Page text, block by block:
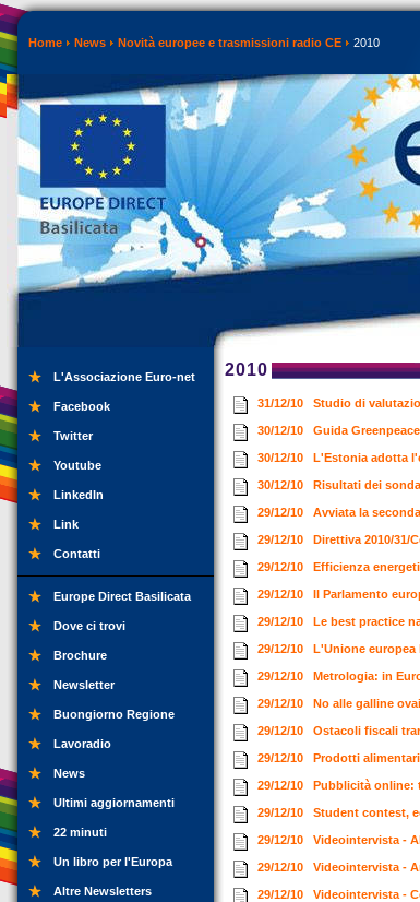
Home News Novità europee e trasmissioni radio CE 2010
L'Associazione Euro-net
Facebook
Twitter
Youtube
LinkedIn
Link
Contatti
Europe Direct Basilicata
Dove ci trovi
Brochure
Newsletter
Buongiorno Regione
Lavoradio
News
Ultimi aggiornamenti
22 minuti
Un libro per l'Europa
Altre Newsletters
2010
31/12/10 Studio di
30/12/10 Guida
30/12/10 L'Estonia adotta
30/12/10 Risultati dei
29/12/10 Avviata la
29/12/10 Direttiva 2010/31/
29/12/10 Efficienza
29/12/10 Il Parlamento
29/12/10 Le best practice
29/12/10 L'Unione europea
29/12/10 Metrologia: in
29/12/10 No alle galline
29/12/10 Ostacoli fiscali
29/12/10 Prodotti
29/12/10 Pubblicità online:
29/12/10 Student contest,
29/12/10 Videointervista -
29/12/10 Videointervista -
29/12/10 Videointervista -